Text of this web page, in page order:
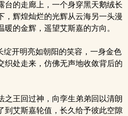
的走廊上，一个身穿黑天鹅绒长
，辉煌灿烂的光辉从云海另一头漫
的金辉，遥望艾斯嘉的方向。
开明亮如朝阳的笑容，一身金色
织处走来，仿佛无声地收敛背后的
王回过神，向孪生弟弟回以清朗
到艾斯嘉轮值，长久给予彼此空隙